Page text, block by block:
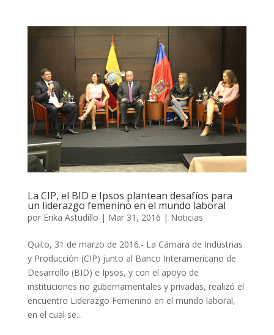
La CIP, el BID e Ipsos plantean desafíos para
un liderazgo femenino en el mundo laboral
por Erika Astudillo | Mar 31, 2016 | Noticias
Quito, 31 de marzo de 2016.- La Cámara de Industrias
y Producción (CIP) junto al Banco Interamericano de
Desarrollo (BID) e Ipsos, y con el apoyo de
instituciones no gubernamentales y privadas, realizó el
encuentro Liderazgo Femenino en el mundo laboral,
en el cual se...